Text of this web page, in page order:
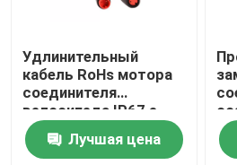
Удлинительный
кабель RoHs мотора
соединителя
велосипеда IP67 e
электромагнитный
Лучшая цена